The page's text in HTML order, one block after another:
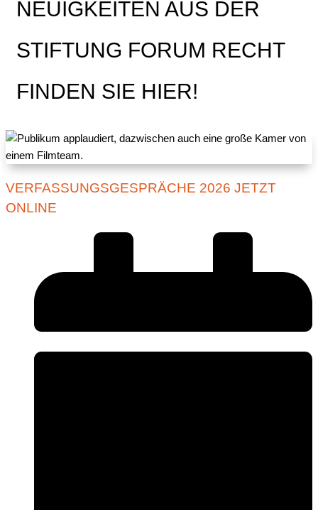
NEUIGKEITEN AUS DER
STIFTUNG FORUM RECHT
FINDEN SIE HIER!
VERFASSUNGSGESPRÄCHE 2026 JETZT
ONLINE